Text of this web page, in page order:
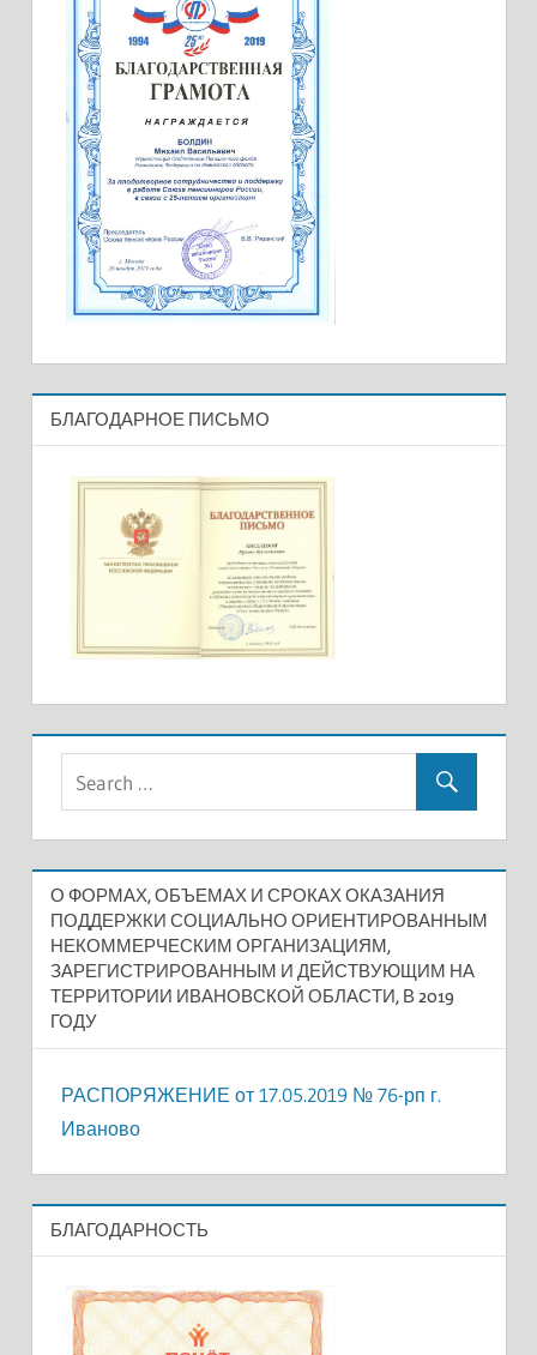
БЛАГОДАРНОЕ ПИСЬМО
О ФОРМАХ, ОБЪЕМАХ И СРОКАХ ОКАЗАНИЯ
ПОДДЕРЖКИ СОЦИАЛЬНО ОРИЕНТИРОВАННЫМ
НЕКОММЕРЧЕСКИМ ОРГАНИЗАЦИЯМ,
ЗАРЕГИСТРИРОВАННЫМ И ДЕЙСТВУЮЩИМ НА
ТЕРРИТОРИИ ИВАНОВСКОЙ ОБЛАСТИ, В 2019
ГОДУ
РАСПОРЯЖЕНИЕ от 17.05.2019 № 76-рп г.
Иваново
БЛАГОДАРНОСТЬ